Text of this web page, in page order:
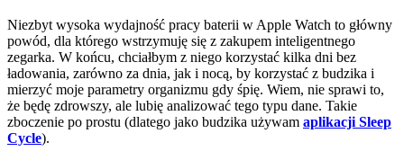
Niezbyt wysoka wydajność pracy baterii w Apple Watch to główny
powód, dla którego wstrzymuję się z zakupem inteligentnego
zegarka. W końcu, chciałbym z niego korzystać kilka dni bez
ładowania, zarówno za dnia, jak i nocą, by korzystać z budzika i
mierzyć moje parametry organizmu gdy śpię. Wiem, nie sprawi to,
że będę zdrowszy, ale lubię analizować tego typu dane. Takie
zboczenie po prostu (dlatego jako budzika używam aplikacji Sleep
Cycle).